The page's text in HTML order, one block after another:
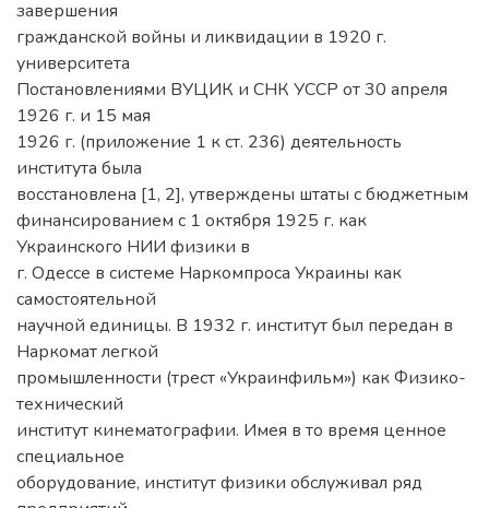
завершения
гражданской войны и ликвидации в 1920 г.
университета
Постановлениями ВУЦИК и СНК УССР от 30 апреля
1926 г. и 15 мая
1926 г. (приложение 1 к ст. 236) деятельность
института была
восстановлена [1, 2], утверждены штаты с бюджетным
финансированием с 1 октября 1925 г. как
Украинского НИИ физики в
г. Одессе в системе Наркомпроса Украины как
самостоятельной
научной единицы. В 1932 г. институт был передан в
Наркомат легкой
промышленности (трест «Украинфильм») как Физико-
технический
институт кинематографии. Имея в то время ценное
специальное
оборудование, институт физики обслуживал ряд